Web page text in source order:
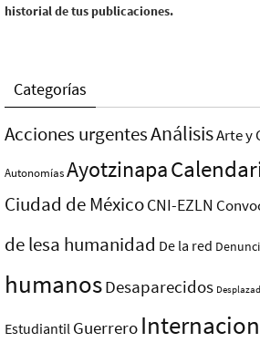
historial de tus publicaciones.
Categorías
Acciones urgentesAnálisisArte y
AutonomíasAyotzinapa
Ciudad de MéxicoCNI-EZLN
de lesa humanidad De la red
humanosDesaparecidos
Estudiantil Guerrero